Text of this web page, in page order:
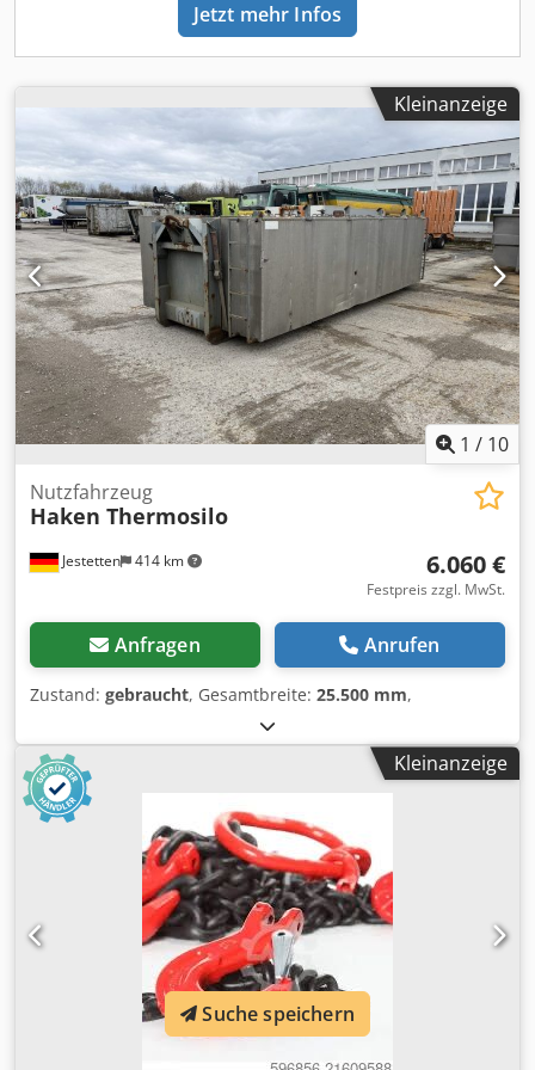
6 Achsformel Blatt/ Luftfederung 2. Achse liftbar 4. Achse
lenkbar und liftbar Radstand 5100mm
Haken/ Silosteller Kombigerät M- Tec HLS 20 Baujahr 2020
für Abrollcontainer und Silos Zusatzaggregat TSA
Taschensilo Hebe- und Kippkapazität max.: 20.000Kg
export/ nettopreis: 79.900 Euro Alle Angaben ohne
Gewähr, Irrtümer vorbehalten.
Jetzt mehr Infos
Kleinanzeige
1 / 10
Jestetten 414 km
Nutzfahrzeug
Haken Thermosilo
6.060 €
Festpreis zzgl. MwSt.
Anfragen Anrufen
Zustand: gebraucht, Gesamtbreite: 25.500 mm,
Kleinanzeige
Suche speichern